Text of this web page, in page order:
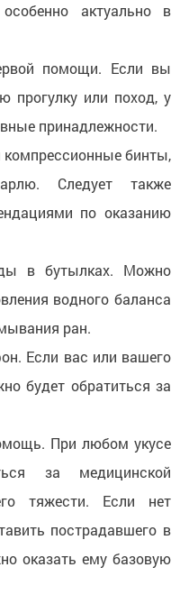
актуально в
помощи. Если вы
прогулку или поход, у
принадлежности.
бинты,
Следует также
по оказанию
в бутылках. Можно
водного баланса
ран.
Если вас или вашего
будет обратиться за
При любом укусе
за медицинской
тяжести. Если нет
пострадавшего в
оказать ему базовую